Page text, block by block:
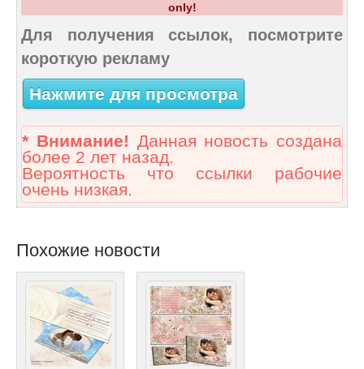
only!
Для получения ссылок, посмотрите
короткую рекламу
Нажмите для просмотра
* Внимание! Данная новость создана
более 2 лет назад.
Вероятность что ссылки рабочие
очень низкая.
Похожие новости